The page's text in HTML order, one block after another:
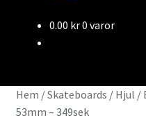
0.00 kr0 varor
Hem /Skateboards / Hjul /
53mm – 349sek